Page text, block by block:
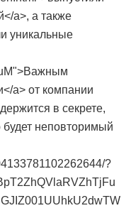
a>, а также
уникальные
a> от компании
в секрете,
будет неповторимый
?